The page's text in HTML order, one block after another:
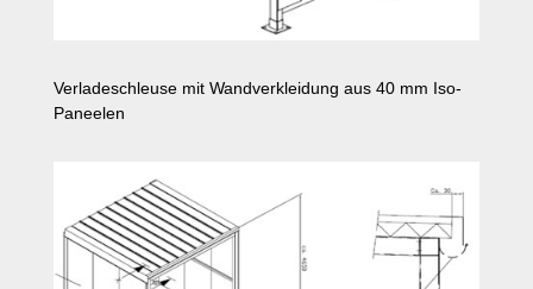
Verladeschleuse mit Wandverkleidung aus 40 mm Iso-
Paneelen